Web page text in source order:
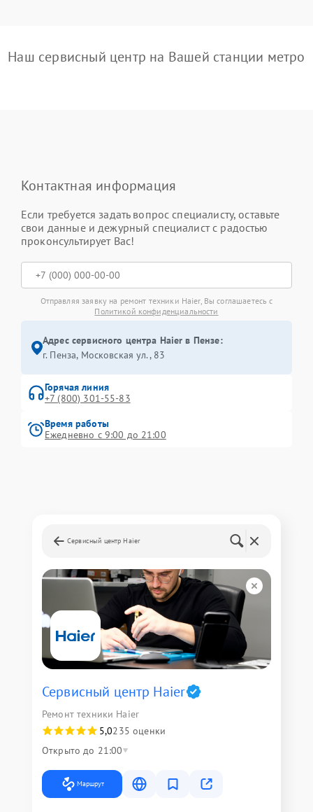
Наш сервисный центр на Вашей станции метро
Контактная информация
Если требуется задать вопрос специалисту, оставьте
свои данные и дежурный специалист с радостью
проконсультирует Вас!
Отправляя заявку на ремонт техники Haier, Вы соглашаетесь с
Политикой конфиденциальности
Адрес сервисного центра Haier в Пензе:
г. Пенза, Московская ул., 83
Горячая линия
+7 (800) 301-55-83
Время работы
Ежедневно с 9:00 до 21:00
Сервисный центр Haier
Сервисный центр Haier
Ремонт техники Haier
5,0235 оценки
Открыто до 21:00
Маршрут